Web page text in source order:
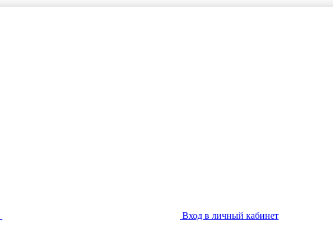
Вход в личный кабинет